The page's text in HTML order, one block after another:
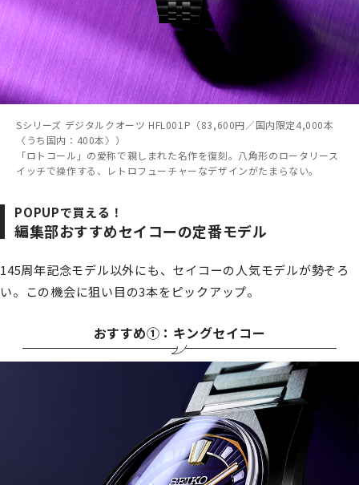
Sシリーズ デジタルクオーツ HFL001P（83,600円／国内限定4,000本
〈うち国内：400本〉）
「ロトコール」の愛称で親しまれた名作を復刻。八角形のロータリース
イッチで操作する、レトロフューチャーなデザインがたまらない。
POPUPで買える！
編集部おすすめセイコーの定番モデル
145周年記念モデル以外にも、セイコーの人気モデルが勢ぞろ
い。この機会に狙い目の3本をピックアップ。
おすすめ①：キングセイコー